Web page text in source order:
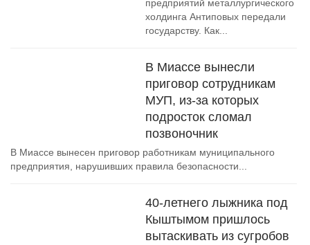
предприятий металлургического
холдинга Антиповых передали
государству. Как...
В Миассе вынесли
приговор сотрудникам
МУП, из-за которых
подросток сломал
позвоночник
В Миассе вынесен приговор работникам муниципального
предприятия, нарушивших правила безопасности...
40-летнего лыжника под
Кыштымом пришлось
вытаскивать из сугробов